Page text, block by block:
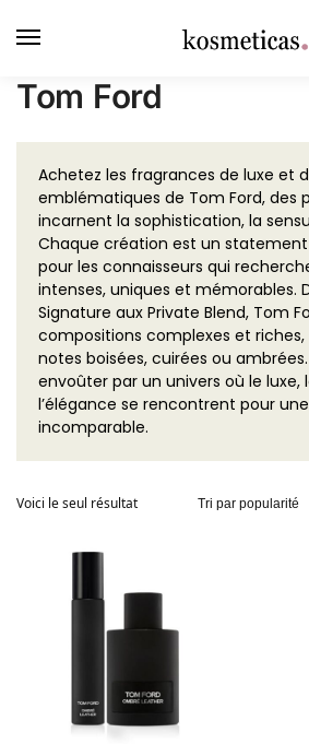
principal
Tom Ford
Achetez les fragrances de luxe et
emblématiques de Tom Ford, des
incarnent la sophistication, la
Chaque création est un
pour les connaisseurs qui
intenses, uniques et mémorables.
Signature aux Private Blend, Tom
compositions complexes et
notes boisées, cuirées ou
envoûter par un univers où le
l’élégance se rencontrent pour
incomparable.
Voici le seul résultat